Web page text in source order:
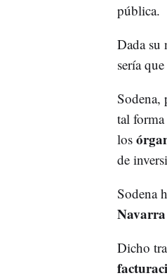
pública.
Dada su
sería
Sodena,
tal
los
de
Sodena
Navarra
Dicho